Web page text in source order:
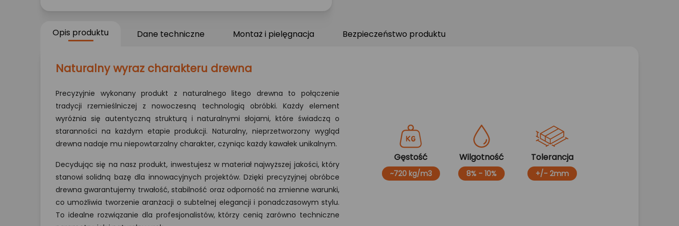
Opis produktu Dane techniczne Montaż i pielęgnacja Bezpieczeństwo produktu
Naturalny wyraz charakteru drewna
Precyzyjnie wykonany produkt z naturalnego litego drewna to połączenie
tradycji rzemieślniczej z nowoczesną technologią obróbki. Każdy element
wyróżnia się autentyczną strukturą i naturalnymi słojami, które świadczą o
staranności na każdym etapie produkcji. Naturalny, nieprzetworzony wygląd
drewna nadaje mu niepowtarzalny charakter, czyniąc każdy kawałek unikalnym.
Decydując się na nasz produkt, inwestujesz w materiał najwyższej jakości, który
stanowi solidną bazę dla innowacyjnych projektów. Dzięki precyzyjnej obróbce
drewna gwarantujemy trwałość, stabilność oraz odporność na zmienne warunki,
co umożliwia tworzenie aranżacji o subtelnej elegancji i ponadczasowym stylu.
To idealne rozwiązanie dla profesjonalistów, którzy cenią zarówno techniczne
Gęstość
~720 kg/m3
Wilgotność
8% - 10%
Tolerancja
+/- 2mm